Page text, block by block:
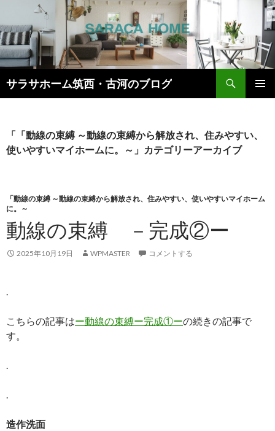
サラサホーム筑西・古河のブログ
索
ン
ツ
へ
ッ
プ
「「動線の束縛 ～動線の束縛から解放され、住みやすい、
使いやすいマイホームに。～」カテゴリーアーカイブ
「動線の束縛 ～動線の束縛から解放され、住みやすい、使いやすいマイホーム
に。～
動線の束縛 －完成②ー
2025年10月19日 WPMASTER コメントする
.
こちらの記事はー動線の束縛ー完成①ーの続きの記事で
す。
.
.
造作洗面